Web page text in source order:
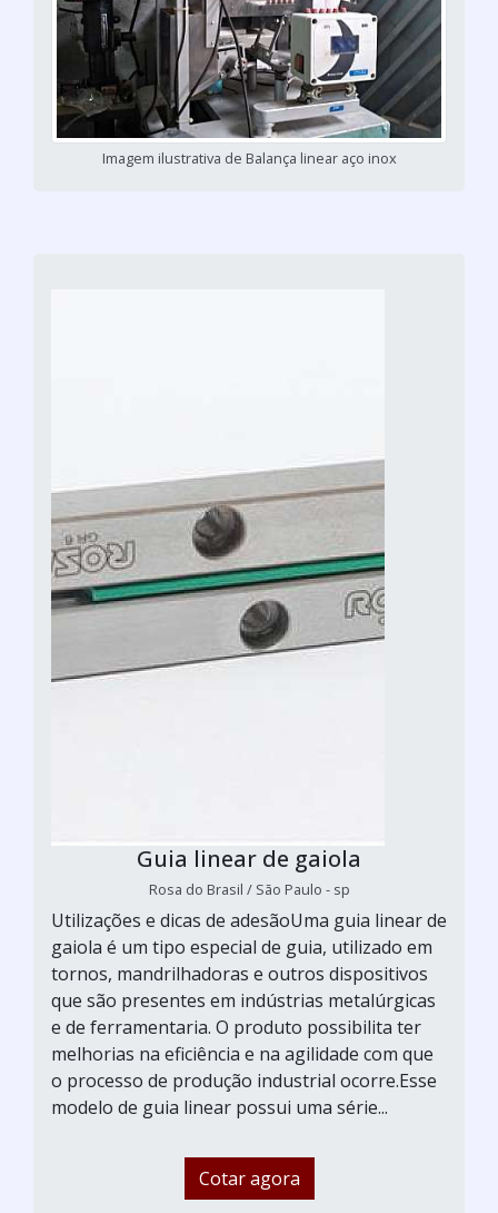
Imagem ilustrativa de Balança linear aço inox
Guia linear de gaiola
Rosa do Brasil / São Paulo - sp
Utilizações e dicas de adesãoUma guia linear de
gaiola é um tipo especial de guia, utilizado em
tornos, mandrilhadoras e outros dispositivos
que são presentes em indústrias metalúrgicas
e de ferramentaria. O produto possibilita ter
melhorias na eficiência e na agilidade com que
o processo de produção industrial ocorre.Esse
modelo de guia linear possui uma série...
Cotar agora